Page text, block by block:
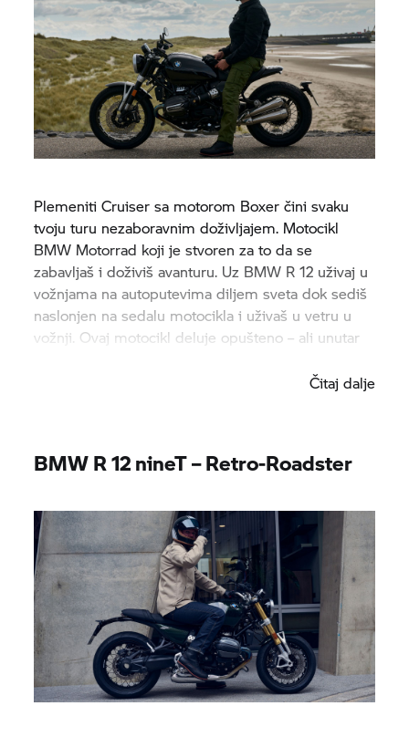
Plemeniti Cruiser sa motorom Boxer čini svaku
tvoju turu nezaboravnim doživljajem. Motocikl
BMW Motorrad koji je stvoren za to da se
zabavljaš i doživiš avanturu. Uz BMW R 12 uživaj u
vožnjama na autoputevima diljem sveta dok sediš
naslonjen na sedalu motocikla i uživaš u vetru u
vožnji. Ovaj motocikl deluje opušteno – ali unutar
Čitaj dalje
BMW R 12 nineT – Retro-Roadster